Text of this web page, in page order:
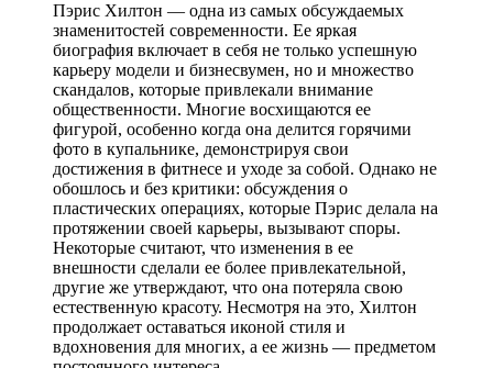
Пэрис Хилтон — одна из самых обсуждаемых
знаменитостей современности. Ее яркая
биография включает в себя не только успешную
карьеру модели и бизнесвумен, но и множество
скандалов, которые привлекали внимание
общественности. Многие восхищаются ее
фигурой, особенно когда она делится горячими
фото в купальнике, демонстрируя свои
достижения в фитнесе и уходе за собой. Однако не
обошлось и без критики: обсуждения о
пластических операциях, которые Пэрис делала на
протяжении своей карьеры, вызывают споры.
Некоторые считают, что изменения в ее
внешности сделали ее более привлекательной,
другие же утверждают, что она потеряла свою
естественную красоту. Несмотря на это, Хилтон
продолжает оставаться иконой стиля и
вдохновения для многих, а ее жизнь — предметом